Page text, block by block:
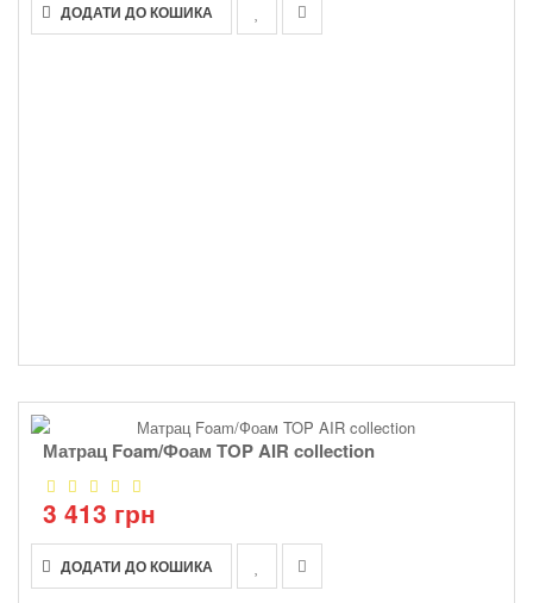
ДОДАТИ ДО КОШИКА
Матрац Foam/Фоам TOP AIR collection
3 413 грн
ДОДАТИ ДО КОШИКА